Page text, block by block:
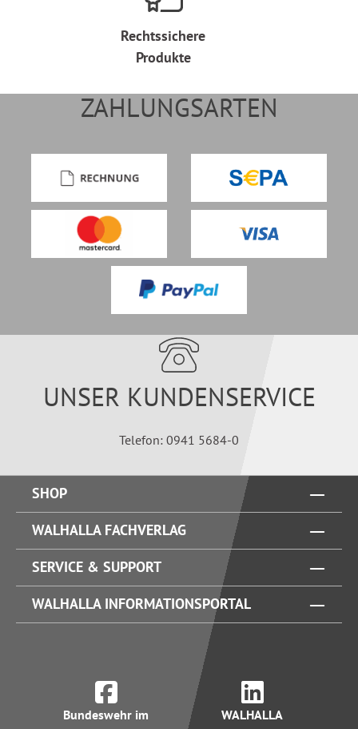
Rechtssichere
Produkte
ZAHLUNGSARTEN
UNSER KUNDENSERVICE
Telefon: 0941 5684-0
SHOP
WALHALLA FACHVERLAG
SERVICE & SUPPORT
WALHALLA INFORMATIONSPORTAL
Bundeswehr im
WALHALLA